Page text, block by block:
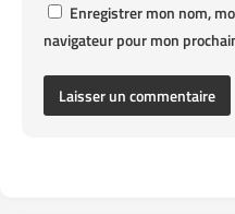
Enregistrer mon nom,
navigateur pour mon